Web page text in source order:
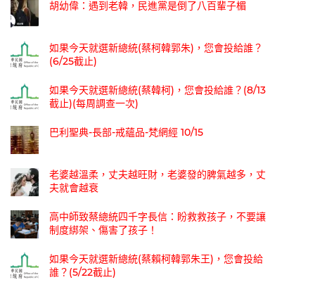
胡幼偉：遇到老韓，民進黨是倒了八百輩子楣
如果今天就選新總統(蔡柯韓郭朱)，您會投給誰？
(6/25截止)
如果今天就選新總統(蔡韓柯)，您會投給誰？(8/13
截止)(每周調查一次)
巴利聖典-長部-戒蘊品-梵網經 10/15
老婆越溫柔，丈夫越旺財，老婆發的脾氣越多，丈
夫就會越衰
高中師致蔡總統四千字長信：盼救救孩子，不要讓
制度綁架、傷害了孩子！
如果今天就選新總統(蔡賴柯韓郭朱王)，您會投給
誰？(5/22截止)